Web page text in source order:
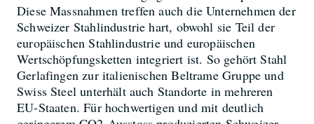
Diese Massnahmen treffen auch die Unternehmen der
Schweizer Stahlindustrie hart, obwohl sie Teil der
europäischen Stahlindustrie und europäischen
Wertschöpfungsketten integriert ist. So gehört Stahl
Gerlafingen zur italienischen Beltrame Gruppe und
Swiss Steel unterhält auch Standorte in mehreren
EU-Staaten. Für hochwertigen und mit deutlich